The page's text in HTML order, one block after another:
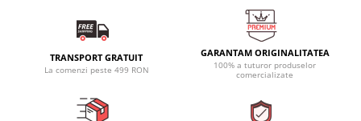
TRANSPORT GRATUIT
La comenzi peste 499 RON
GARANTAM ORIGINALITATEA
100% a tuturor produselor
comercializate